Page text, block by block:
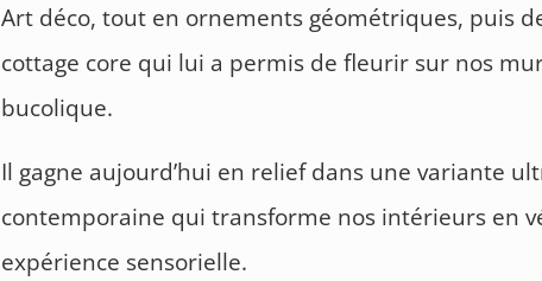
Art déco, tout en ornements géométriques, puis
cottage core qui lui a permis de fleurir sur nos
bucolique.
Il gagne aujourd’hui en relief dans une variante
contemporaine qui transforme nos intérieurs en
expérience sensorielle.